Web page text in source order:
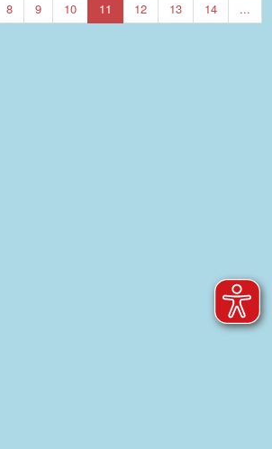
8 9 10 11 12 13 14
...